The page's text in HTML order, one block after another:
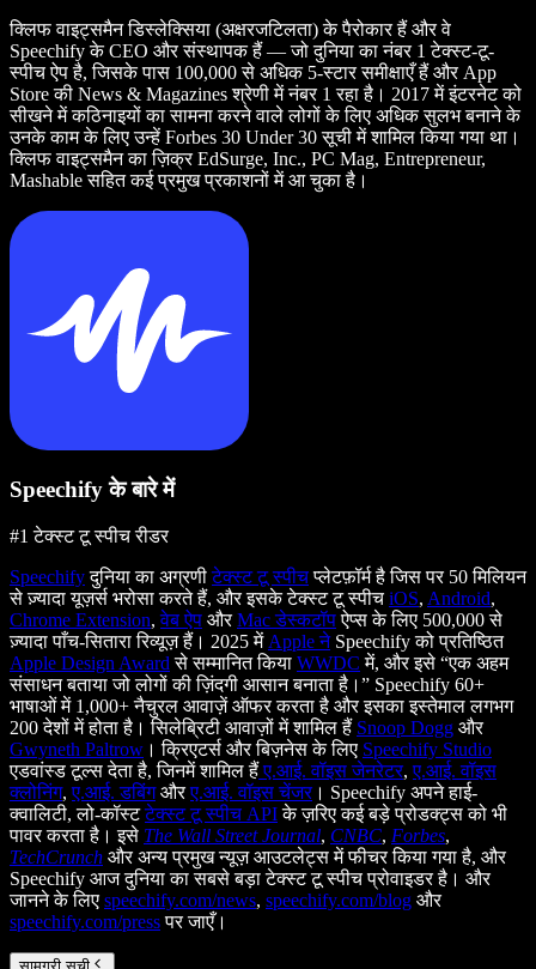
क्लिफ वाइट्समैन डिस्लेक्सिया (अक्षरजटिलता) के पैरोकार हैं और वे
Speechify के CEO और संस्थापक हैं — जो दुनिया का नंबर 1 टेक्स्ट-टू-
स्पीच ऐप है, जिसके पास 100,000 से अधिक 5-स्टार समीक्षाएँ हैं और App
Store की News & Magazines श्रेणी में नंबर 1 रहा है। 2017 में इंटरनेट को
सीखने में कठिनाइयों का सामना करने वाले लोगों के लिए अधिक सुलभ बनाने के
उनके काम के लिए उन्हें Forbes 30 Under 30 सूची में शामिल किया गया था।
क्लिफ वाइट्समैन का ज़िक्र EdSurge, Inc., PC Mag, Entrepreneur,
Mashable सहित कई प्रमुख प्रकाशनों में आ चुका है।
Speechify के बारे में
#1 टेक्स्ट टू स्पीच रीडर
Speechifyदुनिया का अग्रणीटेक्स्ट टू स्पीचप्लेटफ़ॉर्म है जिस पर 50 मिलियन
से ज़्यादा यूज़र्स भरोसा करते हैं, और इसके टेक्स्ट टू स्पीच iOS, Android,
Chrome Extension,वेब ऐप औरMac डेस्कटॉपऐप्स के लिए 500,000 से
ज़्यादा पाँच-सितारा रिव्यूज़ हैं। 2025 में Apple नेSpeechify को प्रतिष्ठित
Apple Design Award से सम्मानित किया WWDC में, और इसे “एक अहम
संसाधन बताया जो लोगों की ज़िंदगी आसान बनाता है।” Speechify 60+
भाषाओं में 1,000+ नैचुरल आवाज़ें ऑफर करता है और इसका इस्तेमाल लगभग
200 देशों में होता है। सिलेब्रिटी आवाज़ों में शामिल हैं Snoop Dogg और
Gwyneth Paltrow । क्रिएटर्स और बिज़नेस के लिए Speechify Studio
एडवांस्ड टूल्स देता है, जिनमें शामिल हैंए.आई. वॉइस जेनरेटर,ए.आई. वॉइस
क्लोनिंग,ए.आई. डबिंगऔरए.आई. वॉइस चेंजर। Speechify अपने हाई-
क्वालिटी, लो-कॉस्टटेक्स्ट टू स्पीच APIके ज़रिए कई बड़े प्रोडक्ट्स को भी
पावर करता है। इसे The Wall Street Journal, CNBC, Forbes,
TechCrunch और अन्य प्रमुख न्यूज़ आउटलेट्स में फीचर किया गया है, और
Speechify आज दुनिया का सबसे बड़ा टेक्स्ट टू स्पीच प्रोवाइडर है। और
जानने के लिए speechify.com/news, speechify.com/blog और
speechify.com/pressपर जाएँ।